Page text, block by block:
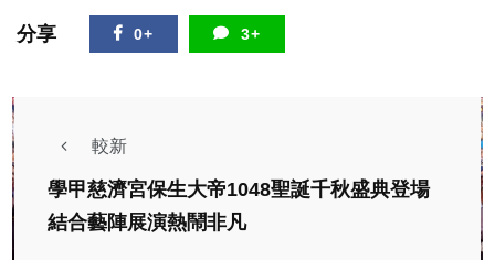
分享 0+ 3+
較新
學甲慈濟宮保生大帝1048聖誕千秋盛典登場
結合藝陣展演熱鬧非凡